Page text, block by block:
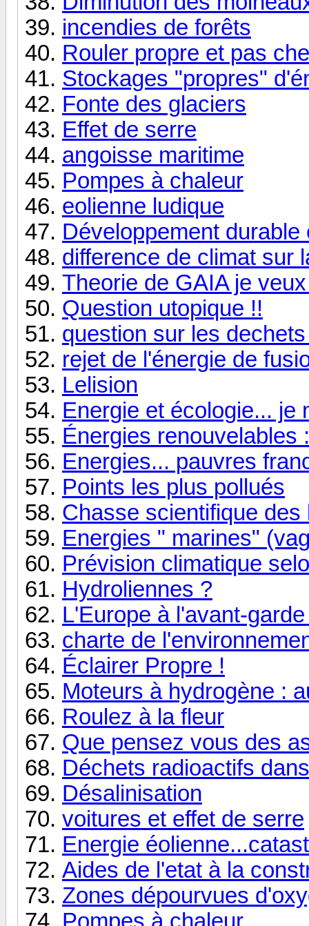
incendies de forêts
Rouler propre et pas
Stockages "propres"
Fonte des glaciers
Effet de serre
angoisse maritime
Pompes à chaleur
eolienne ludique
Développement
difference de climat sur
Theorie de GAIA je
Question utopique !!
question sur les
rejet de l'énergie de
Lelision
Energie et écologie... je
Énergies renouvelables
Energies... pauvres
Points les plus pollués
Chasse scientifique des
Energies " marines"
Prévision climatique
Hydroliennes ?
L'Europe à l'avant-
charte de
Éclairer Propre !
Moteurs à hydrogène :
Roulez à la fleur
Que pensez vous des
Déchets radioactifs
Désalinisation
voitures et effet de serre
Energie
Aides de l'etat à la
Zones dépourvues
Pompes à chaleur